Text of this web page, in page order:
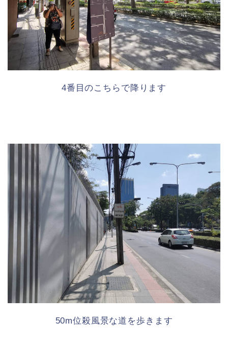
4番目のこちらで降ります
50m位殺風景な道を歩きます